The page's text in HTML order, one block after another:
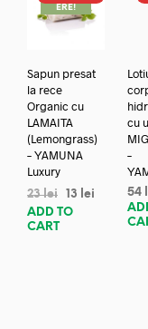
ERE!
Sapun presat
la rece
Organic cu
LAMAITA
(Lemongrass)
– YAMUNA
Luxury
23lei 13
lei
ADD TO
CART
cu
–
54